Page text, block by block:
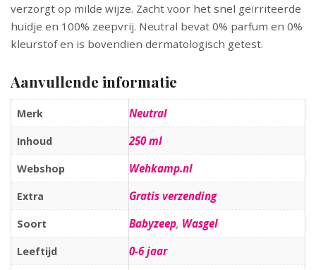
verzorgt op milde wijze. Zacht voor het snel geïrriteerde
huidje en 100% zeepvrij. Neutral bevat 0% parfum en 0%
kleurstof en is bovendien dermatologisch getest.
Aanvullende informatie
Merk Neutral
Inhoud 250 ml
Webshop Wehkamp.nl
Extra Gratis verzending
Soort Babyzeep, Wasgel
Leeftijd 0-6 jaar